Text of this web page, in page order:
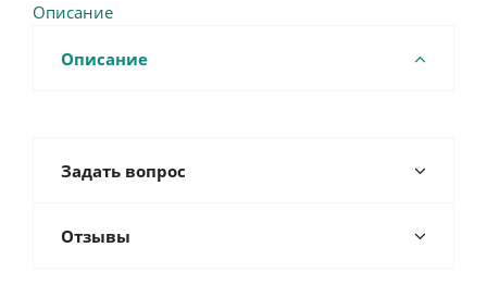
Описание
Описание
Задать вопрос
Отзывы